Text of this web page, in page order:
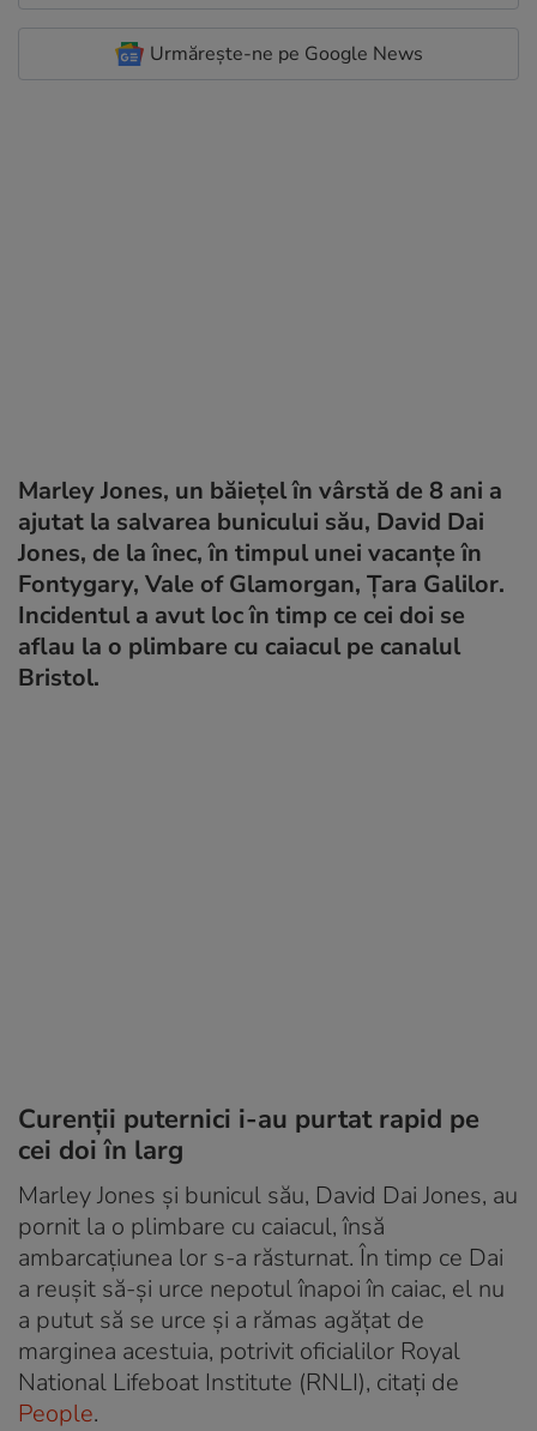
Urmărește-ne pe Google News
Marley Jones, un băiețel în vârstă de 8 ani a
ajutat la salvarea bunicului său, David Dai
Jones, de la înec, în timpul unei vacanțe în
Fontygary, Vale of Glamorgan, Țara Galilor.
Incidentul a avut loc în timp ce cei doi se
aflau la o plimbare cu caiacul pe canalul
Bristol.
Curenții puternici i-au purtat rapid pe
cei doi în larg
Marley Jones și bunicul său, David Dai Jones, au
pornit la o plimbare cu caiacul, însă
ambarcațiunea lor s-a răsturnat. În timp ce Dai
a reușit să-și urce nepotul înapoi în caiac, el nu
a putut să se urce și a rămas agățat de
marginea acestuia, potrivit oficialilor Royal
National Lifeboat Institute (RNLI), citați de
People.